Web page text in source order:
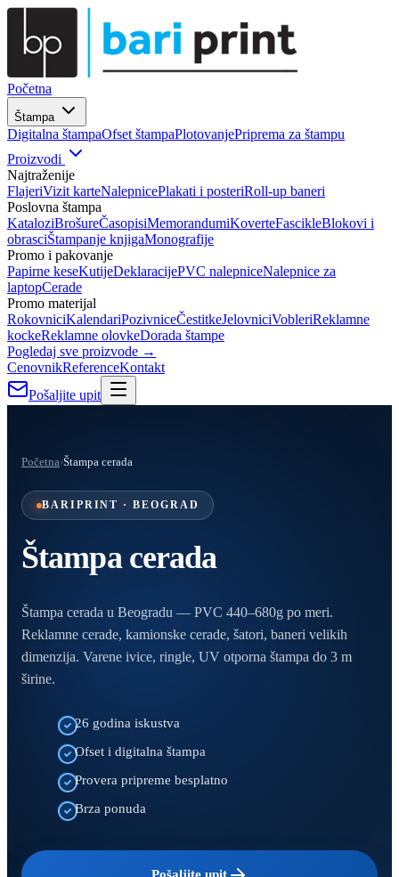
Početna
Štampa
Digitalna štampaOfset štampaPlotovanjePriprema za štampu
Proizvodi
Najtraženije
FlajeriVizit karteNalepnicePlakati i posteriRoll-up baneri
Poslovna štampa
KataloziBrošureČasopisiMemorandumiKoverteFascikleBlokovi i
obrasciŠtampanje knjigaMonografije
Promo i pakovanje
Papirne keseKutijeDeklaracijePVC nalepniceNalepnice za
laptopCerade
Promo materijal
RokovniciKalendariPozivniceČestitkeJelovniciVobleriReklamne
kockeReklamne olovkeDorada štampe
Pogledaj sve proizvode →
CenovnikReferenceKontakt
Pošaljite upit
Početna›Štampa cerada
BARIPRINT · BEOGRAD
Štampa cerada
Štampa cerada u Beogradu — PVC 440–680g po meri.
Reklamne cerade, kamionske cerade, šatori, baneri velikih
dimenzija. Varene ivice, ringle, UV otporna štampa do 3 m
širine.
26 godina iskustva
Ofset i digitalna štampa
Provera pripreme besplatno
Brza ponuda